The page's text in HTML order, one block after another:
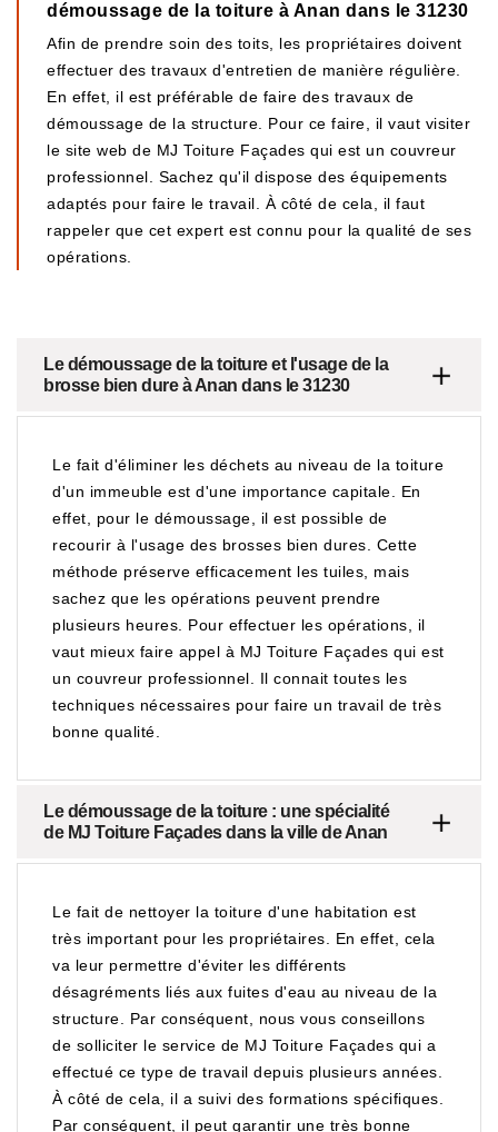
démoussage de la toiture à Anan dans le 31230
Afin de prendre soin des toits, les propriétaires doivent
effectuer des travaux d'entretien de manière régulière.
En effet, il est préférable de faire des travaux de
démoussage de la structure. Pour ce faire, il vaut visiter
le site web de MJ Toiture Façades qui est un couvreur
professionnel. Sachez qu'il dispose des équipements
adaptés pour faire le travail. À côté de cela, il faut
rappeler que cet expert est connu pour la qualité de ses
opérations.
Le démoussage de la toiture et l'usage de la
brosse bien dure à Anan dans le 31230
Le fait d'éliminer les déchets au niveau de la toiture
d'un immeuble est d'une importance capitale. En
effet, pour le démoussage, il est possible de
recourir à l'usage des brosses bien dures. Cette
méthode préserve efficacement les tuiles, mais
sachez que les opérations peuvent prendre
plusieurs heures. Pour effectuer les opérations, il
vaut mieux faire appel à MJ Toiture Façades qui est
un couvreur professionnel. Il connait toutes les
techniques nécessaires pour faire un travail de très
bonne qualité.
Le démoussage de la toiture : une spécialité
de MJ Toiture Façades dans la ville de Anan
Le fait de nettoyer la toiture d'une habitation est
très important pour les propriétaires. En effet, cela
va leur permettre d'éviter les différents
désagréments liés aux fuites d'eau au niveau de la
structure. Par conséquent, nous vous conseillons
de solliciter le service de MJ Toiture Façades qui a
effectué ce type de travail depuis plusieurs années.
À côté de cela, il a suivi des formations spécifiques.
Par conséquent, il peut garantir une très bonne